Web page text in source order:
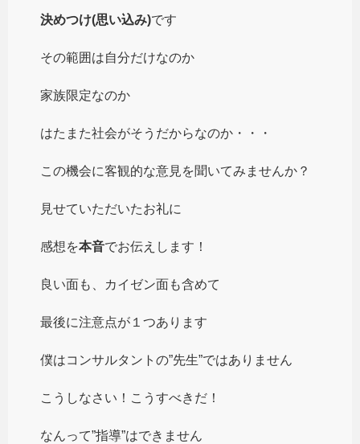
決めつけ(思い込み)です
その範囲は自分だけなのか
家族限定なのか
はたまた社会がそうだからなのか・・・
この機会に客観的な意見を聞いてみませんか？
見せていただいたお礼に
感想を本音でお伝えします！
良い面も、カイゼン面も含めて
最後に注意点が１つあります
僕はコンサルタントの”先生”ではありません
こうしなさい！こうすべきだ！
なんって”指導”はできません